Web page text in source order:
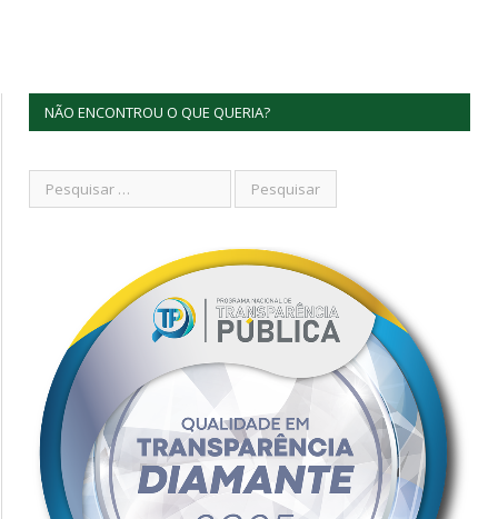
NÃO ENCONTROU O QUE QUERIA?